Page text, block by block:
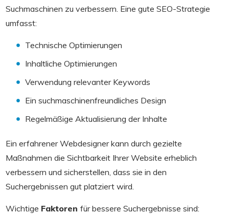
Suchmaschinen zu verbessern. Eine gute SEO-Strategie
umfasst:
Technische Optimierungen
Inhaltliche Optimierungen
Verwendung relevanter Keywords
Ein suchmaschinenfreundliches Design
Regelmäßige Aktualisierung der Inhalte
Ein erfahrener Webdesigner kann durch gezielte
Maßnahmen die Sichtbarkeit Ihrer Website erheblich
verbessern und sicherstellen, dass sie in den
Suchergebnissen gut platziert wird.
Wichtige Faktoren für bessere Suchergebnisse sind: